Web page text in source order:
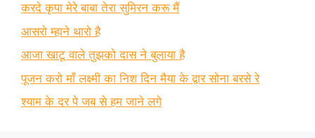
करदे कृपा मेरे बाबा तेरा सुमिरन करू मैं
आसरो म्हाने थारो है
आजा खाटू वाले तुझको दास ने बुलाया है
पूजन करो माँ लक्ष्मी का निश दिन मैया के द्वार सोना बरसे रे
श्याम के दर पे जब से हम जाने लगे